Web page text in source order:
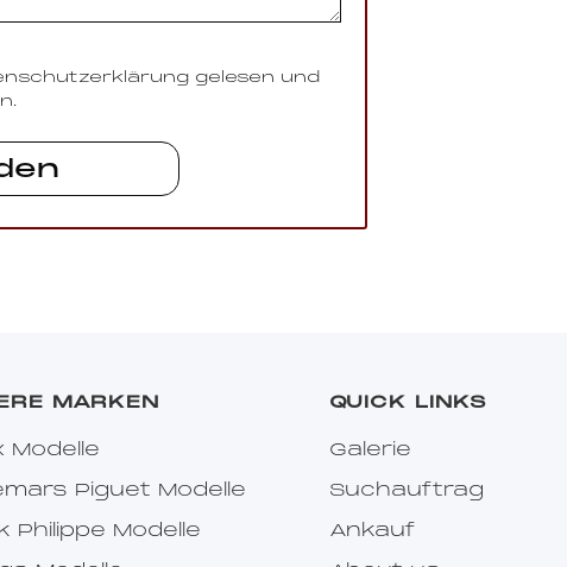
gelesen und
MARKEN
Modelle
Piguet Modelle
Philippe Modelle
QUICK LINKS
Galerie
Suchauftrag
Ankauf